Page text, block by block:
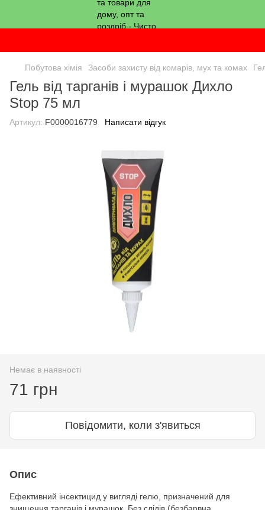
Побутова хімія Засоби захисту від комарів, мух та комах
Гель від тарганів і мурашок Дихло
Stop 75 мл
Артикул: F0000016779 Написати відгук
Немає в наявності
71 грн
Повідомити, коли з'явиться
Опис
Ефективний інсектицид у вигляді гелю, призначений для
знищення тарганів і мурашок. Без слідів (безбарвна